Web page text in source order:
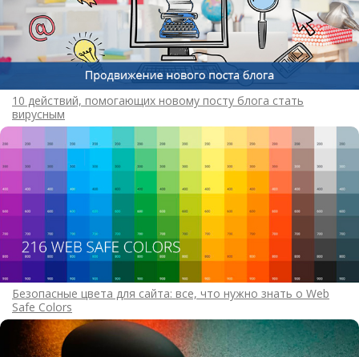
10 действий, помогающих новому посту блога стать
вирусным
Безопасные цвета для сайта: все, что нужно знать о Web
Safe Colors